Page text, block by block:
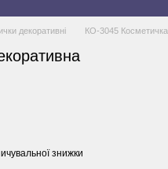
декоративні КО-3045
знижки